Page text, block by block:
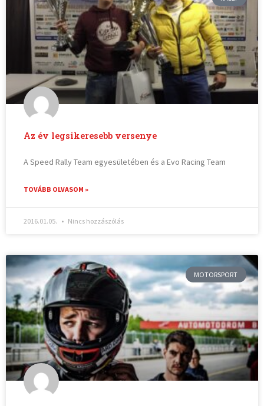
Az év legsikeresebb versenye
A Speed Rally Team egyesületében és a Evo Racing Team
TOVÁBB OLVASOM »
2016.01.05. Nincs hozzászólás
MOTORSPORT